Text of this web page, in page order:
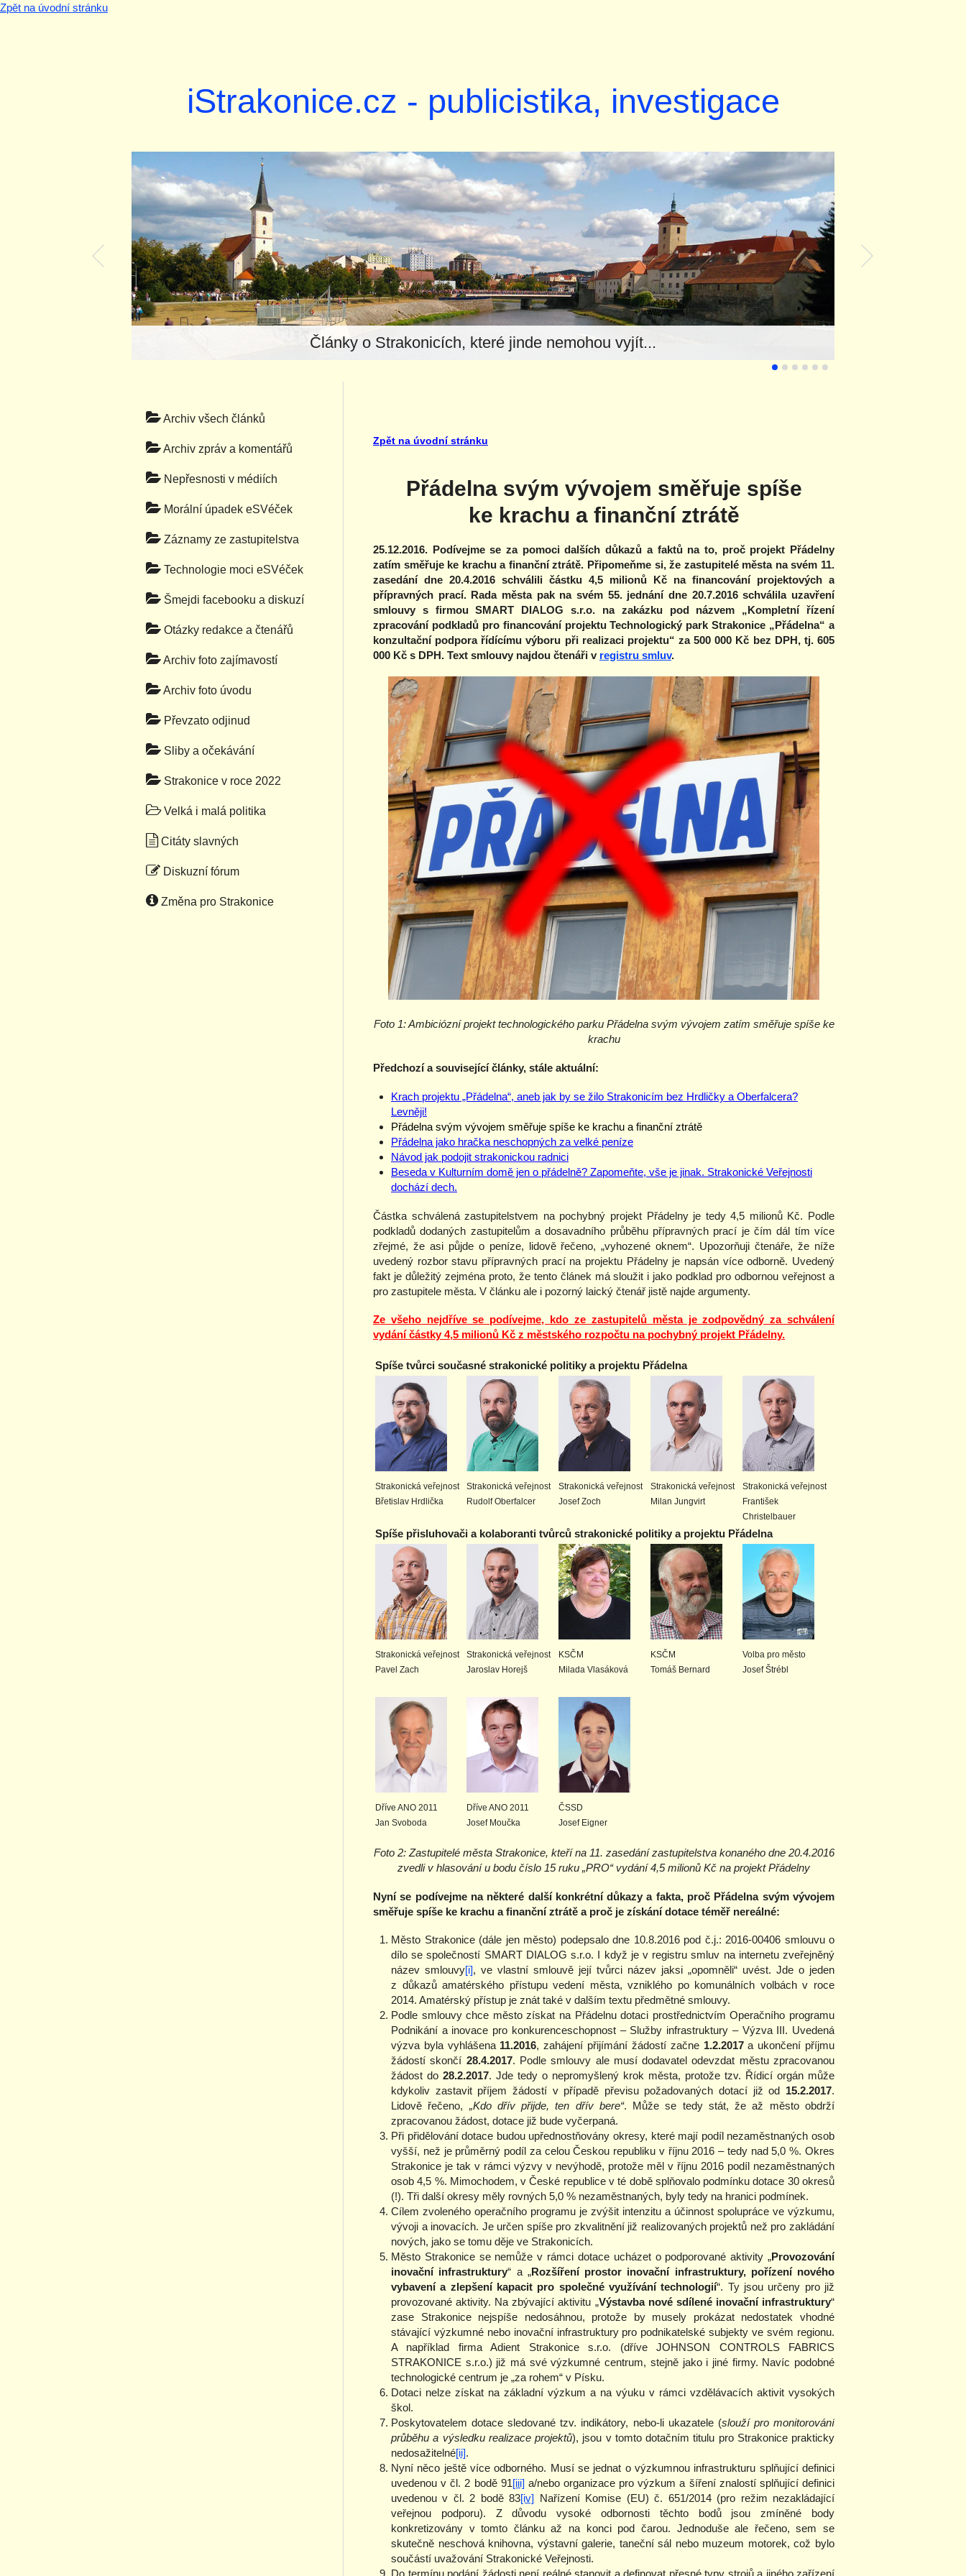
Zpět na úvodní stránku
iStrakonice.cz - publicistika, investigace
Články o Strakonicích, které jinde nemohou vyjít...
Zpět na úvodní stránku
Přádelna svým vývojem směřuje spíše
ke krachu a finanční ztrátě
25.12.2016. Podívejme se za pomoci dalších důkazů a faktů na to, proč projekt Přádelny
zatím směřuje ke krachu a finanční ztrátě. Připomeňme si, že zastupitelé města na svém 11.
zasedání dne 20.4.2016 schválili částku 4,5 milionů Kč na financování projektových a
přípravných prací. Rada města pak na svém 55. jednání dne 20.7.2016 schválila uzavření
smlouvy s firmou SMART DIALOG s.r.o. na zakázku pod názvem „Kompletní řízení
zpracování podkladů pro financování projektu Technologický park Strakonice „Přádelna“ a
konzultační podpora řídícímu výboru při realizaci projektu“ za 500 000 Kč bez DPH, tj. 605
000 Kč s DPH. Text smlouvy najdou čtenáři v registru smluv.
Foto 1: Ambiciózní projekt technologického parku Přádelna svým vývojem zatím směřuje spíše ke
krachu
Předchozí a související články, stále aktuální:
Krach projektu „Přádelna“, aneb jak by se žilo Strakonicím bez Hrdličky a Oberfalcera?
Levněji!
Přádelna svým vývojem směřuje spíše ke krachu a finanční ztrátě
Přádelna jako hračka neschopných za velké peníze
Návod jak podojit strakonickou radnici
Beseda v Kulturním domě jen o přádelně? Zapomeňte, vše je jinak. Strakonické Veřejnosti
dochází dech.
Částka schválená zastupitelstvem na pochybný projekt Přádelny je tedy 4,5 milionů Kč. Podle
podkladů dodaných zastupitelům a dosavadního průběhu přípravných prací je čím dál tím více
zřejmé, že asi půjde o peníze, lidově řečeno, „vyhozené oknem“. Upozorňuji čtenáře, že níže
uvedený rozbor stavu přípravných prací na projektu Přádelny je napsán více odborně. Uvedený
fakt je důležitý zejména proto, že tento článek má sloužit i jako podklad pro odbornou veřejnost a
pro zastupitele města. V článku ale i pozorný laický čtenář jistě najde argumenty.
Ze všeho nejdříve se podívejme, kdo ze zastupitelů města je zodpovědný za schválení
vydání částky 4,5 milionů Kč z městského rozpočtu na pochybný projekt Přádelny.
Spíše tvůrci současné strakonické politiky a projektu Přádelna
Strakonická veřejnost
Břetislav Hrdlička
Strakonická veřejnost
Rudolf Oberfalcer
Strakonická veřejnost
Josef Zoch
Strakonická veřejnost
Milan Jungvirt
Strakonická veřejnost
František
Christelbauer
Spíše přisluhovači a kolaboranti tvůrců strakonické politiky a projektu Přádelna
Strakonická veřejnost
Pavel Zach
Strakonická veřejnost
Jaroslav Horejš
KSČM
Milada Vlasáková
KSČM
Tomáš Bernard
Volba pro město
Josef Štrébl
Dříve ANO 2011
Jan Svoboda
Dříve ANO 2011
Josef Moučka
ČSSD
Josef Eigner
Foto 2: Zastupitelé města Strakonice, kteří na 11. zasedání zastupitelstva konaného dne 20.4.2016
zvedli v hlasování u bodu číslo 15 ruku „PRO“ vydání 4,5 milionů Kč na projekt Přádelny
Nyní se podívejme na některé další konkrétní důkazy a fakta, proč Přádelna svým vývojem
směřuje spíše ke krachu a finanční ztrátě a proč je získání dotace téměř nereálné:
Město Strakonice (dále jen město) podepsalo dne 10.8.2016 pod č.j.: 2016-00406 smlouvu o
dílo se společností SMART DIALOG s.r.o. I když je v registru smluv na internetu zveřejněný
název smlouvy[i], ve vlastní smlouvě její tvůrci název jaksi „opomněli“ uvést. Jde o jeden
z důkazů amatérského přístupu vedení města, vzniklého po komunálních volbách v roce
2014. Amatérský přístup je znát také v dalším textu předmětné smlouvy.
Podle smlouvy chce město získat na Přádelnu dotaci prostřednictvím Operačního programu
Podnikání a inovace pro konkurenceschopnost – Služby infrastruktury – Výzva III. Uvedená
výzva byla vyhlášena 11.2016, zahájení přijímání žádostí začne 1.2.2017a ukončení příjmu
žádostí skončí 28.4.2017. Podle smlouvy ale musí dodavatel odevzdat městu zpracovanou
žádost do 28.2.2017. Jde tedy o nepromyšlený krok města, protože tzv. Řídicí orgán může
kdykoliv zastavit příjem žádostí v případě převisu požadovaných dotací již od 15.2.2017.
Lidově řečeno, „Kdo dřív přijde, ten dřív bere“. Může se tedy stát, že až město obdrží
zpracovanou žádost, dotace již bude vyčerpaná.
Při přidělování dotace budou upřednostňovány okresy, které mají podíl nezaměstnaných osob
vyšší, než je průměrný podíl za celou Českou republiku v říjnu 2016 – tedy nad 5,0 %. Okres
Strakonice je tak v rámci výzvy v nevýhodě, protože měl v říjnu 2016 podíl nezaměstnaných
osob 4,5 %. Mimochodem, v České republice v té době splňovalo podmínku dotace 30 okresů
(!). Tři další okresy měly rovných 5,0 % nezaměstnaných, byly tedy na hranici podmínek.
Cílem zvoleného operačního programu je zvýšit intenzitu a účinnost spolupráce ve výzkumu,
vývoji a inovacích. Je určen spíše pro zkvalitnění již realizovaných projektů než pro zakládání
nových, jako se tomu děje ve Strakonicích.
Město Strakonice se nemůže v rámci dotace ucházet o podporované aktivity „Provozování
inovační infrastruktury“ a „Rozšíření prostor inovační infrastruktury, pořízení nového
vybavení a zlepšení kapacit pro společné využívání technologií“. Ty jsou určeny pro již
provozované aktivity. Na zbývající aktivitu „Výstavba nové sdílené inovační infrastruktury“
zase Strakonice nejspíše nedosáhnou, protože by musely prokázat nedostatek vhodné
stávající výzkumné nebo inovační infrastruktury pro podnikatelské subjekty ve svém regionu.
A například firma Adient Strakonice s.r.o. (dříve JOHNSON CONTROLS FABRICS
STRAKONICE s.r.o.) již má své výzkumné centrum, stejně jako i jiné firmy. Navíc podobné
technologické centrum je „za rohem“ v Písku.
Dotaci nelze získat na základní výzkum a na výuku v rámci vzdělávacích aktivit vysokých
škol.
Poskytovatelem dotace sledované tzv. indikátory, nebo-li ukazatele (slouží pro monitorování
průběhu a výsledku realizace projektů), jsou v tomto dotačním titulu pro Strakonice prakticky
nedosažitelné[ii].
Nyní něco ještě více odborného. Musí se jednat o výzkumnou infrastrukturu splňující definici
uvedenou v čl. 2 bodě 91[iii]a/nebo organizace pro výzkum a šíření znalostí splňující definici
uvedenou v čl. 2 bodě 83[iv] Nařízení Komise (EU) č. 651/2014 (pro režim nezakládající
veřejnou podporu). Z důvodu vysoké odbornosti těchto bodů jsou zmíněné body
konkretizovány v tomto článku až na konci pod čarou. Jednoduše ale řečeno, sem se
skutečně neschová knihovna, výstavní galerie, taneční sál nebo muzeum motorek, což bylo
součástí uvažování Strakonické Veřejnosti.
Archiv všech článků
Archiv zpráv a komentářů
Nepřesnosti v médiích
Morální úpadek eSVéček
Záznamy ze zastupitelstva
Technologie moci eSVéček
Šmejdi facebooku a diskuzí
Otázky redakce a čtenářů
Archiv foto zajímavostí
Archiv foto úvodu
Převzato odjinud
Sliby a očekávání
Strakonice v roce 2022
Velká i malá politika
Citáty slavných
Diskuzní fórum
Změna pro Strakonice